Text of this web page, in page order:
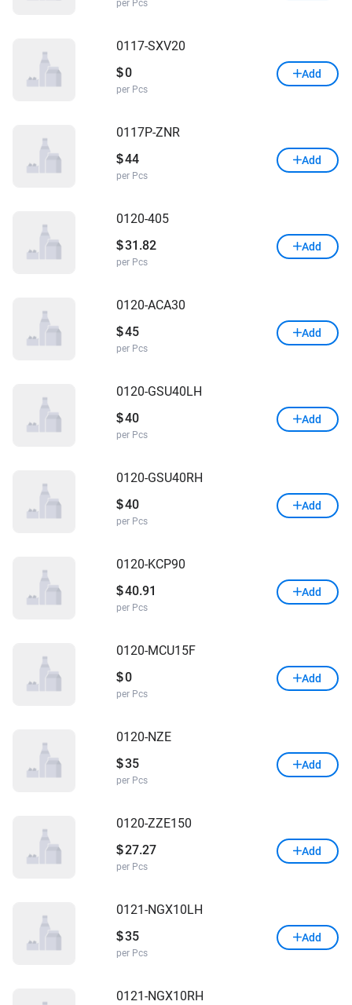
per Pcs
0117-SXV20
$0
per Pcs
Add
0117P-ZNR
$44
per Pcs
Add
0120-405
$31.82
per Pcs
Add
0120-ACA30
$45
per Pcs
Add
0120-GSU40LH
$40
per Pcs
Add
0120-GSU40RH
$40
per Pcs
Add
0120-KCP90
$40.91
per Pcs
Add
0120-MCU15F
$0
per Pcs
Add
0120-NZE
$35
per Pcs
Add
0120-ZZE150
$27.27
per Pcs
Add
0121-NGX10LH
$35
per Pcs
Add
0121-NGX10RH